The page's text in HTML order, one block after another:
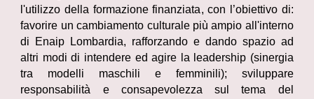
l'utilizzo della formazione finanziata, con l’obiettivo di:
favorire un cambiamento culturale più ampio all'interno
di Enaip Lombardia, rafforzando e dando spazio ad
altri modi di intendere ed agire la leadership (sinergia
tra modelli maschili e femminili); sviluppare
responsabilità e consapevolezza sul tema del